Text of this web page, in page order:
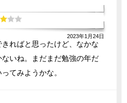
2023年1月24日
ればと思ったけど、なかな
いね。まだまだ勉強の年だ
てみようかな。